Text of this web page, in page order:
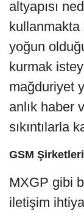
altyapısı
kullanmakta
yoğun
kurmak
mağduriyet
anlık haber
sıkıntılarla
GSM
MXGP gibi
iletişim